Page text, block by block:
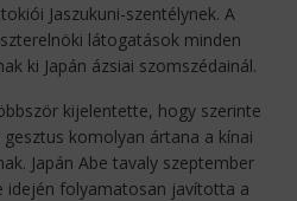
Jaszukuni-szentélynek. A
látogatások minden
ki Japán ázsiai szomszédainál.
kijelentette, hogy szerinte
komolyan ártana a kínai
Japán Abe tavaly szeptember
idején folyamatosan javította a